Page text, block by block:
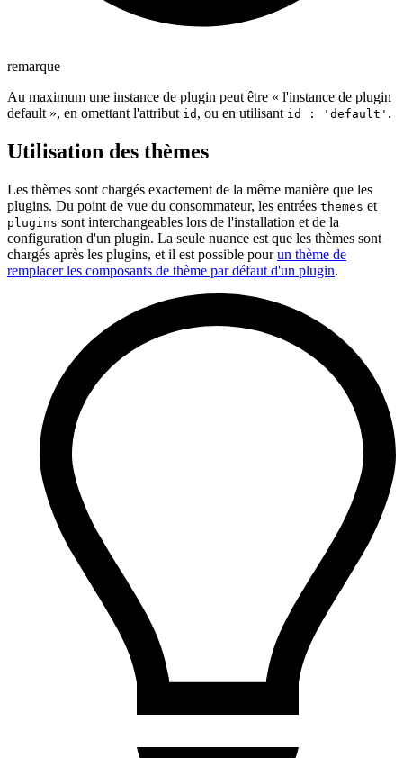
remarque
Au maximum une instance de plugin peut être « l'instance de plugin
default », en omettant l'attribut id , ou en utilisant id : 'default' .
Utilisation des thèmes
Les thèmes sont chargés exactement de la même manière que les
plugins. Du point de vue du consommateur, les entrées themes et
plugins sont interchangeables lors de l'installation et de la
configuration d'un plugin. La seule nuance est que les thèmes sont
chargés après les plugins, et il est possible pourun thème de
remplacer les composants de thème par défaut d'un plugin.